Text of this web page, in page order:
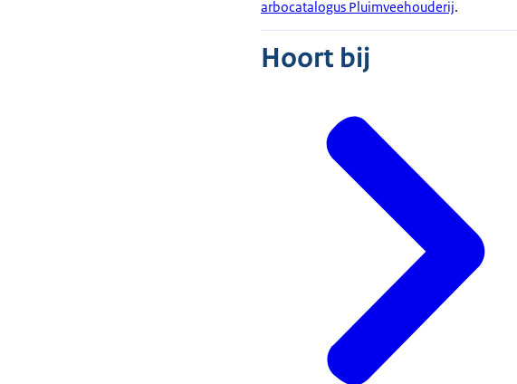
arbocatalogus Pluimveehouderij.
Hoort bij